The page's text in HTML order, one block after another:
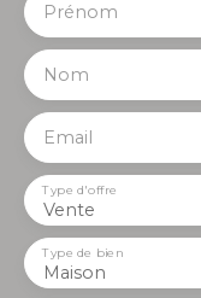
Prénom
Nom
Email
Vente
Type d'offre
Maison
Type de bien